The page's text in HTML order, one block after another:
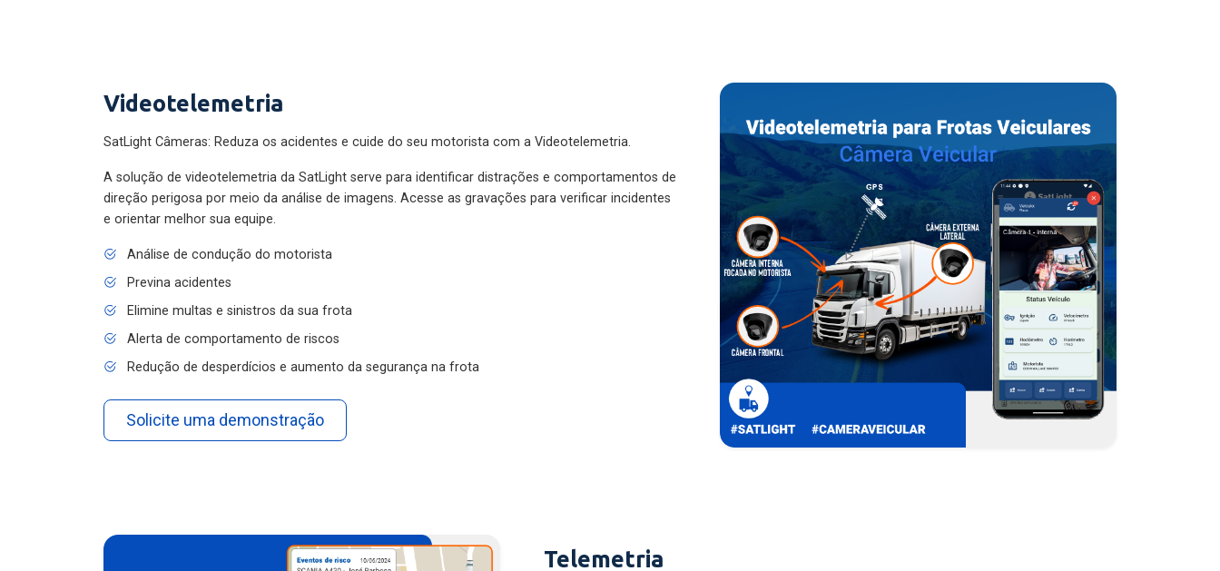
Videotelemetria
SatLight Câmeras: Reduza os acidentes e cuide do seu motorista com a Videotelemetria.
A solução de videotelemetria da SatLight serve para identificar distrações e comportamentos de
direção perigosa por meio da análise de imagens. Acesse as gravações para verificar incidentes
e orientar melhor sua equipe.
Análise de condução do motorista
Previna acidentes
Elimine multas e sinistros da sua frota
Alerta de comportamento de riscos
Redução de desperdícios e aumento da segurança na frota
Solicite uma demonstração
Telemetria